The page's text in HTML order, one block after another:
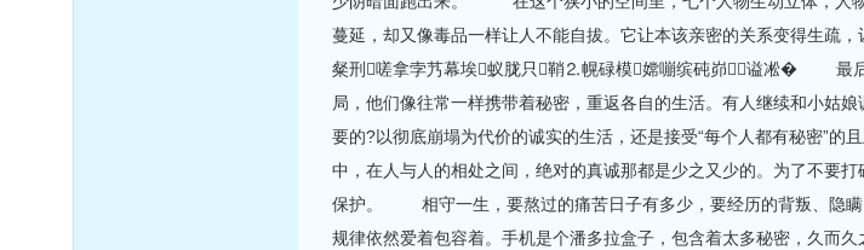
蔓延，却又像毒品一样让人不能自拔。它让本该亲密的关系变得生疏
粲刑嗟拿孛艿幕埃蚁胧只鞘⒉幌碌模嫦嘣缤砘峁谥凇� 最后
局，他们像往常一样携带着秘密，重返各自的生活。有人继续和小姑
要的?以彻底崩塌为代价的诚实的生活，还是接受“每个人都有秘密”
中，在人与人的相处之间，绝对的真诚那都是少之又少的。为了不要
保护。 相守一生，要熬过的痛苦日子有多少，要经历的背叛、隐瞒
规律依然爱着包容着。手机是个潘多拉盒子，包含着太多秘密，久